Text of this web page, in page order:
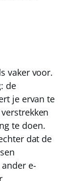
vaker voor.
de
je ervan te
te doen.
dat de
e-